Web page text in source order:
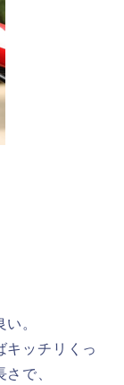
。
キッチリくっ
で、